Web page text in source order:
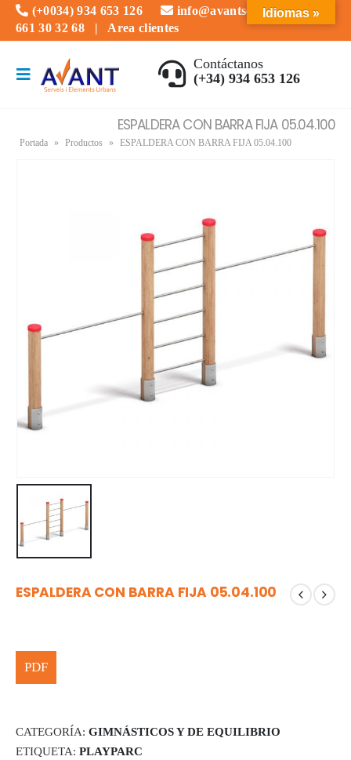
(+0034) 934 653 126
info@avantserveis.com
661 30 32 68 | Area clientes
Contáctanos
(+34) 934 653 126
ESPALDERA CON BARRA FIJA 05.04.100
Portada » Productos » ESPALDERA CON BARRA FIJA 05.04.100
ESPALDERA CON BARRA FIJA 05.04.100
CATEGORÍA: GIMNÁSTICOS Y DE EQUILIBRIO
ETIQUETA: PLAYPARC
Idiomas »